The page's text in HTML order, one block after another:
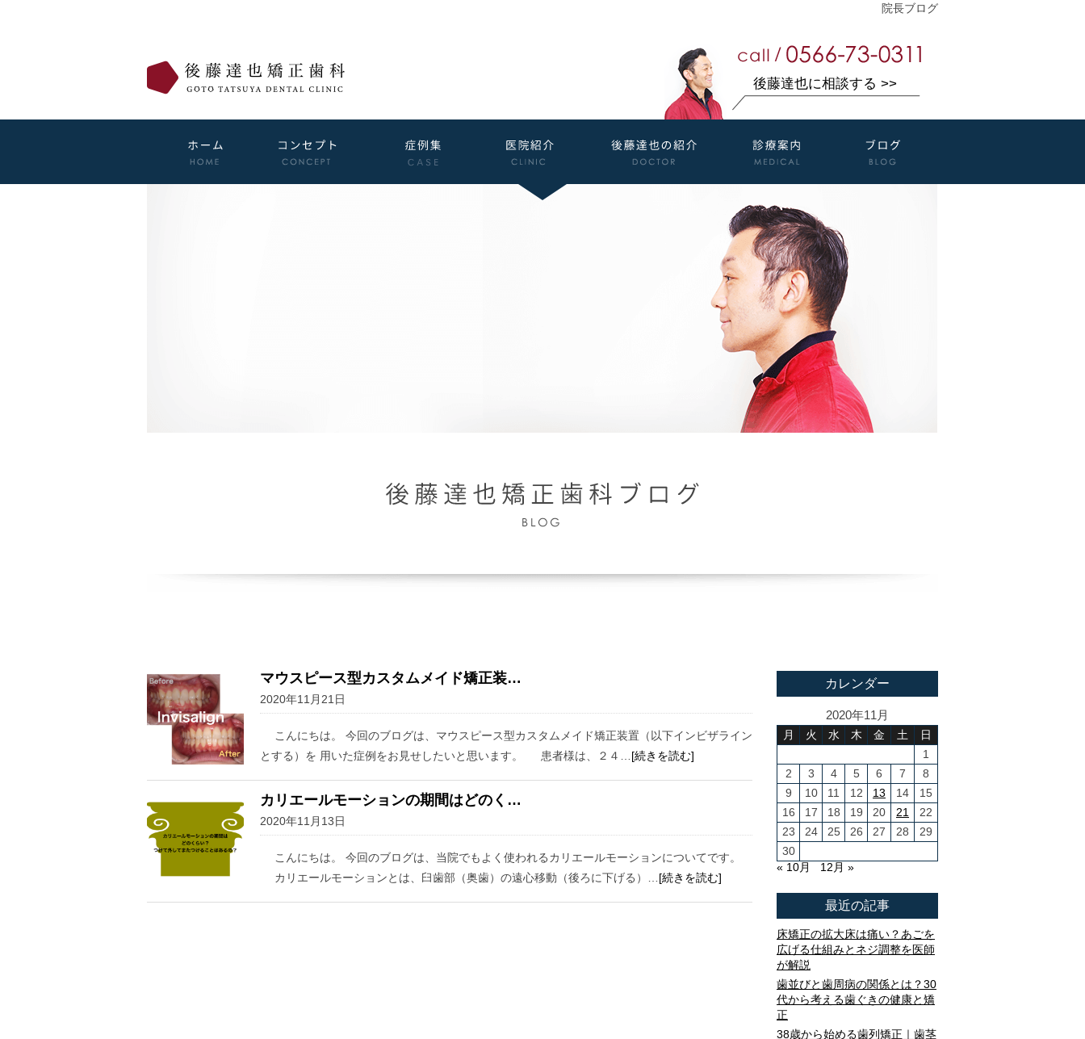
院長ブログ
後藤達也に相談する >>
マウスピース型カスタムメイド矯正装…
2020年11月21日
こんにちは。 今回のブログは、マウスピース型カスタムメイド矯正装置（以下インビザライン
とする）を 用いた症例をお見せしたいと思います。 患者様は、２４… [続きを読む]
カリエールモーションの期間はどのく…
2020年11月13日
こんにちは。 今回のブログは、当院でもよく使われるカリエールモーションについてです。
カリエールモーションとは、臼歯部（奥歯）の遠心移動（後ろに下げる）… [続きを読む]
カレンダー
2020年11月
月 火 水 木 金 土
日
1
2
3 4 5 6 7
8
9
10 11 12 13 14
15
16
17 18 19 20 21
22
23
24 25 26 27 28
29
30
« 10月
12月 »
最近の記事
床矯正の拡大床は痛い？あごを
広げる仕組みとネジ調整を医師
が解説
歯並びと歯周病の関係とは？30
代から考える歯ぐきの健康と矯
正
38歳から始める歯列矯正｜歯茎